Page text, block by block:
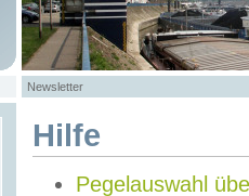
Newsletter
Hilfe
Pegelauswahl